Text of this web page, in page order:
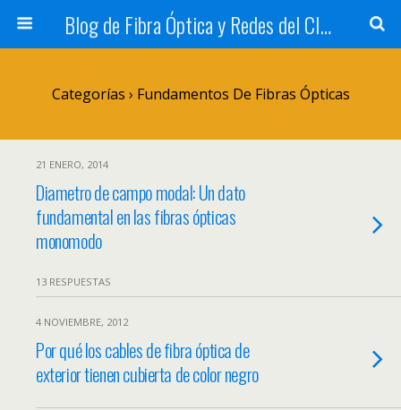
Blog de Fibra Óptica y Redes del CIFP Tartanga
Categorías › Fundamentos De Fibras Ópticas
21 ENERO, 2014
Diametro de campo modal: Un dato
fundamental en las fibras ópticas
monomodo
13 RESPUESTAS
4 NOVIEMBRE, 2012
Por qué los cables de fibra óptica de
exterior tienen cubierta de color negro